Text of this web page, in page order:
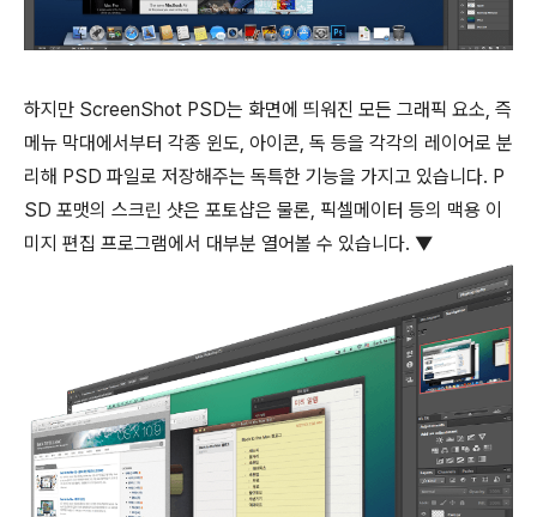
하지만 ScreenShot PSD는 화면에 띄워진 모든 그래픽 요소, 즉
메뉴 막대에서부터 각종 윈도, 아이콘, 독 등을 각각의 레이어로 분
리해 PSD 파일로 저장해주는 독특한 기능을 가지고 있습니다. P
SD 포맷의 스크린 샷은 포토샵은 물론, 픽셀메이터 등의 맥용 이
미지 편집 프로그램에서 대부분 열어볼 수 있습니다. ▼